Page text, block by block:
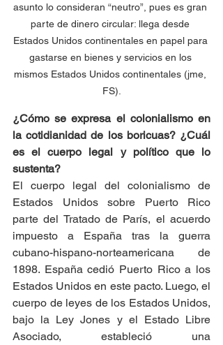
asunto lo consideran “neutro”, pues es gran
parte de dinero circular: llega desde
Estados Unidos continentales en papel para
gastarse en bienes y servicios en los
mismos Estados Unidos continentales (jme,
FS).
¿Cómo se expresa el colonialismo en
la cotidianidad de los boricuas? ¿Cuál
es el cuerpo legal y político que lo
sustenta?
El cuerpo legal del colonialismo de
Estados Unidos sobre Puerto Rico
parte del Tratado de París, el acuerdo
impuesto a España tras la guerra
cubano-hispano-norteamericana de
1898. España cedió Puerto Rico a los
Estados Unidos en este pacto. Luego, el
cuerpo de leyes de los Estados Unidos,
bajo la Ley Jones y el Estado Libre
Asociado, estableció una